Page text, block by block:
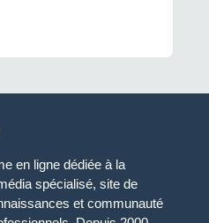
en ligne dédiée à la
spécialisé, site de
et communauté